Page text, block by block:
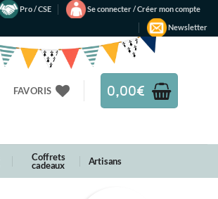
Pro / CSE
Se connecter / Créer mon compte
Newsletter
FAVORIS 0,00€
Coffrets
cadeaux Artisans